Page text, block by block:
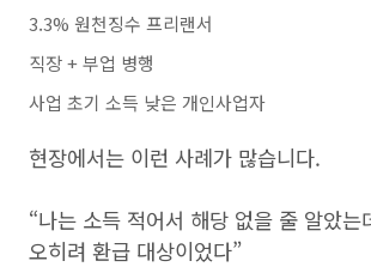
3.3% 원천징수 프리랜서
직장 + 부업 병행
사업 초기 소득 낮은 개인사업자
현장에서는 이런 사례가 많습니다.
“나는 소득 적어서 해당 없을 줄 알았는
오히려 환급 대상이었다”